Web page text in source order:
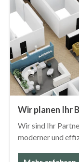
Wir planen Ihr
Wir sind Ihr
moderner und